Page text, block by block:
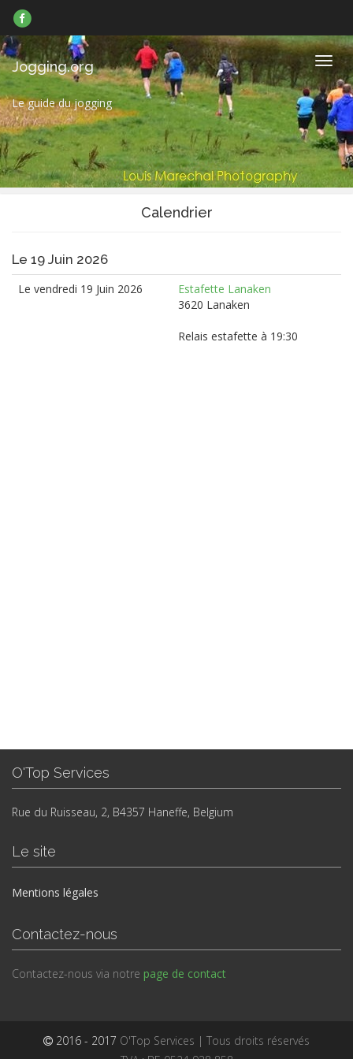
sur
Facebook
Jogging.org
Le guide du jogging
Calendrier
Le 19 Juin 2026
Le vendredi 19 Juin 2026
Estafette Lanaken
3620 Lanaken
Relais estafette à 19:30
O'Top Services
Rue du Ruisseau, 2, B4357 Haneffe, Belgium
Le site
Mentions légales
Contactez-nous
Contactez-nous via notre page de contact
2016 - 2017 O'Top Services | Tous droits réservés